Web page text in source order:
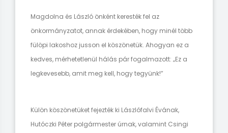
Magdolna és László önként keresték fel az
önkormányzatot, annak érdekében, hogy minél több
fülöpi lakoshoz jusson el köszönetük. Ahogyan ez a
kedves, mérhetetlenül hálás pár fogalmazott: „Ez a
legkevesebb, amit meg kell, hogy tegyünk!”
Külön köszönetüket fejezték ki Lászlófalvi Évának,
Hutóczki Péter polgármester úrnak, valamint Csingi